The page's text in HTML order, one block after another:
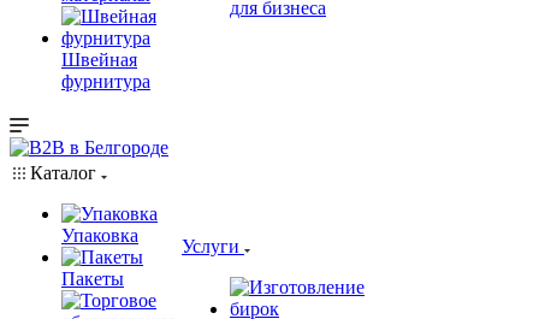
Швейная
фурнитура
для бизнеса
Каталог
Упаковка
Пакеты
Услуги